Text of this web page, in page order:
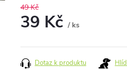
49 Kč
39 Kč / ks
cena:
Dotaz k produktu